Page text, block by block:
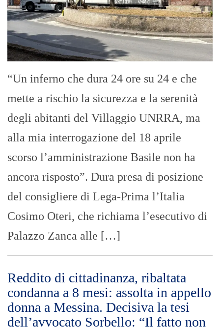
“Un inferno che dura 24 ore su 24 e che
mette a rischio la sicurezza e la serenità
degli abitanti del Villaggio UNRRA, ma
alla mia interrogazione del 18 aprile
scorso l’amministrazione Basile non ha
ancora risposto”. Dura presa di posizione
del consigliere di Lega-Prima l’Italia
Cosimo Oteri, che richiama l’esecutivo di
Palazzo Zanca alle […]
Reddito di cittadinanza, ribaltata
condanna a 8 mesi: assolta in appello
donna a Messina. Decisiva la tesi
dell’avvocato Sorbello: “Il fatto non